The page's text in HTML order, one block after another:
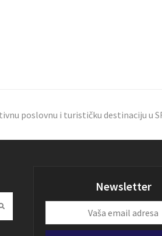
poslovnu i turističku destinaciju u
Submit
Newsletter
email